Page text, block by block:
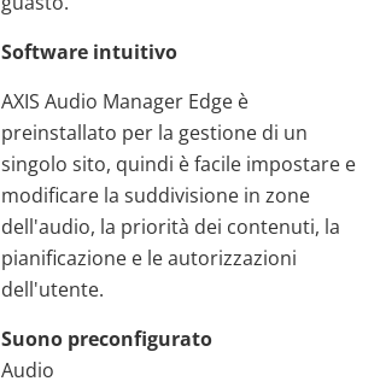
Software intuitivo
AXIS Audio Manager Edge è
preinstallato per la gestione di un
singolo sito, quindi è facile impostare e
modificare la suddivisione in zone
dell'audio, la priorità dei contenuti, la
pianificazione e le autorizzazioni
dell'utente.
Suono preconfigurato
Audio